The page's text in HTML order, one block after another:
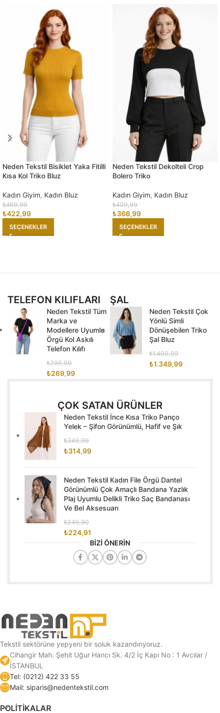
Neden Tekstil Bisiklet Yaka Fitilli
Kısa Kol Triko Bluz
Kadın Giyim, Kadın Bluz
₺469,99
₺422,99
SEÇENEKLER
Neden Tekstil Dekolteli Crop
Bolero Triko
Kadın Giyim, Kadın Bluz
₺409,99
₺368,99
SEÇENEKLER
TELEFON KILIFLARI
Neden Tekstil Tüm
Marka ve
Modellere Uyumlu
Örgü Kol Askılı
Telefon Kılıfı
₺299,99
₺269,99
ŞAL
Neden Tekstil Çok
Yönlü Simli
Dönüşebilen Triko
Şal Bluz
₺1.499,99
₺1.349,99
ÇOK SATAN ÜRÜNLER
Neden Tekstil İnce Kısa Triko Panço
Yelek – Şifon Görünümlü, Hafif ve Şık
₺349,99
₺314,99
Neden Tekstil Kadın File Örgü Dantel
Görünümlü Çok Amaçlı Bandana Yazlık
Plaj Uyumlu Delikli Triko Saç Bandanası
Ve Bel Aksesuarı
₺249,90
₺224,91
BİZİ ÖNERİN
Tekstil sektörüne yepyeni bir soluk kazandırıyoruz.
Cihangir Mah. Şehit Uğur Hancı Sk. 4/2 İç Kapı No : 1 Avcılar /
İSTANBUL
Tel: (0212) 422 33 55
Mail: siparis@nedentekstil.com
POLİTİKALAR